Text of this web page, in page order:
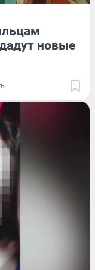
новые